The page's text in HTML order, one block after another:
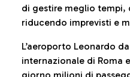
di gestire meglio tempi,
riducendo imprevisti e
L’aeroporto Leonardo
internazionale di Roma